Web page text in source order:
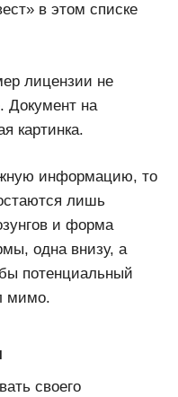
в этом списке
лицензии не
Документ на
картинка.
информацию, то
лишь
и форма
одна внизу, а
потенциальный
мимо.
своего